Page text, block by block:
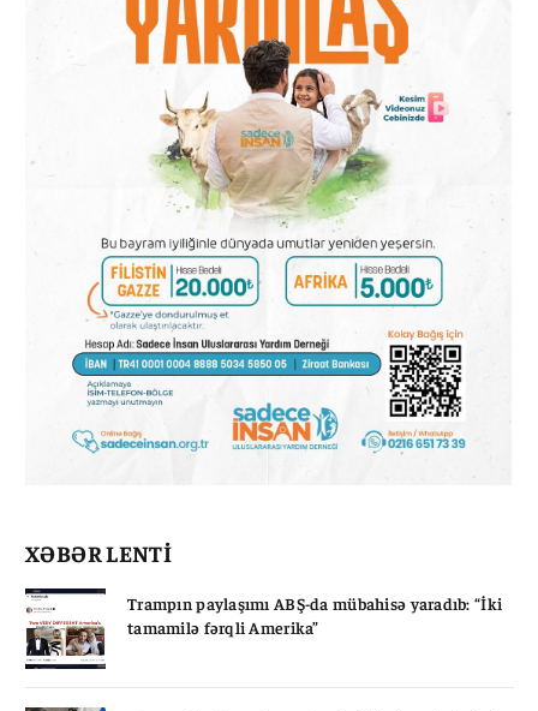
XƏBƏR LENTİ
Trampın paylaşımı ABŞ-da mübahisə yaradıb: “İki
tamamilə fərqli Amerika”